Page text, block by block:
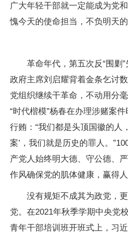
广大年轻干部就一定能成为党
愧今天的使命担当，不负明天
革命年代，第五次反“围剿”
政府主席刘启耀背着金条乞讨
党组织继续干革命，不动用分
“时代楷模”杨春在办理涉赌案
行贿：“我们都是头顶国徽的人
案’，我们就是历史的罪人。
产党人始终明大德、守公德、
作风确保党的肌体健康，赢得
没有规矩不成其为政党，更
党。在2021年秋季学期中央党
青年干部培训班开班式上，习